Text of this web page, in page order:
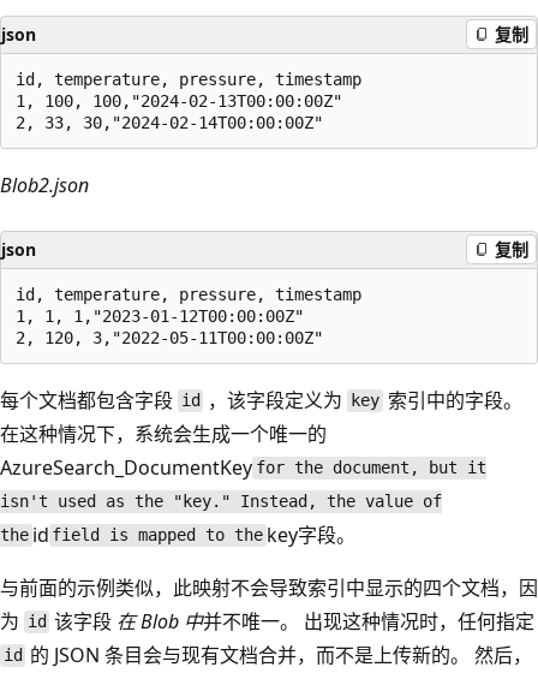
json 复制
id, temperature, pressure, timestamp
1, 100, 100,"2024-02-13T00:00:00Z"
Blob2.json
json 复制
id, temperature, pressure, timestamp
1, 1, 1,"2023-01-12T00:00:00Z"
每个文档都包含字段 id ，该字段定义为 key索引中的字段。
在这种情况下，系统会生成一个唯一的
AzureSearch_DocumentKey for the document, but it
isn't used as the "key." Instead, the value of
the id field is mapped to the key字段。
与前面的示例类似，此映射不会导致索引中显示的四个文档，因
为 id 该字段 在 Blob 中并不唯一。 出现这种情况时，任何指定
id 的 JSON 条目会与现有文档合并，而不是上传新的。 然后，